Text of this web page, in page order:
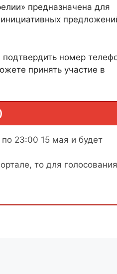
предназначена для
номер
принять участие в
23:00 15 мая и будет
то для голосования